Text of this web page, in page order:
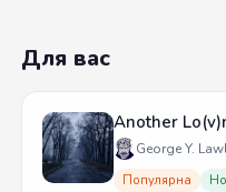
Для вас
Another
George Y.
Популярна